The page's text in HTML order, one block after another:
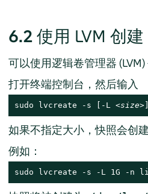
6.2 使用 LVM 创
可以使用逻辑卷管理器 (LVM)
打开终端控制台，然后输入
sudo lvcreate -s [-L <size
如果不指定大小，快照会创建
例如：
sudo lvcreate -s -L 1G -n